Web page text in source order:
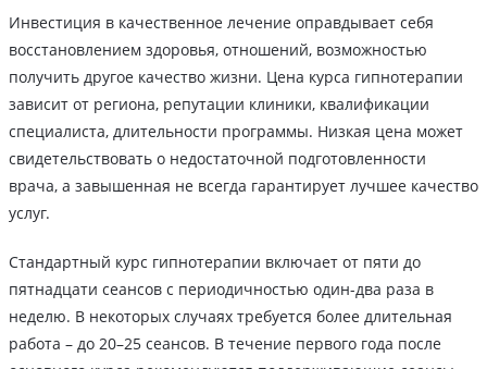
Инвестиция в качественное лечение оправдывает себя
восстановлением здоровья, отношений, возможностью
получить другое качество жизни. Цена курса гипнотерапии
зависит от региона, репутации клиники, квалификации
специалиста, длительности программы. Низкая цена может
свидетельствовать о недостаточной подготовленности
врача, а завышенная не всегда гарантирует лучшее качество
услуг.
Стандартный курс гипнотерапии включает от пяти до
пятнадцати сеансов с периодичностью один-два раза в
неделю. В некоторых случаях требуется более длительная
работа – до 20–25 сеансов. В течение первого года после